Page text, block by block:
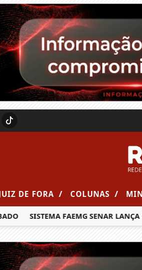
DE FORA / COLUNAS /
SISTEMA FAEMG SENAR LANÇA O